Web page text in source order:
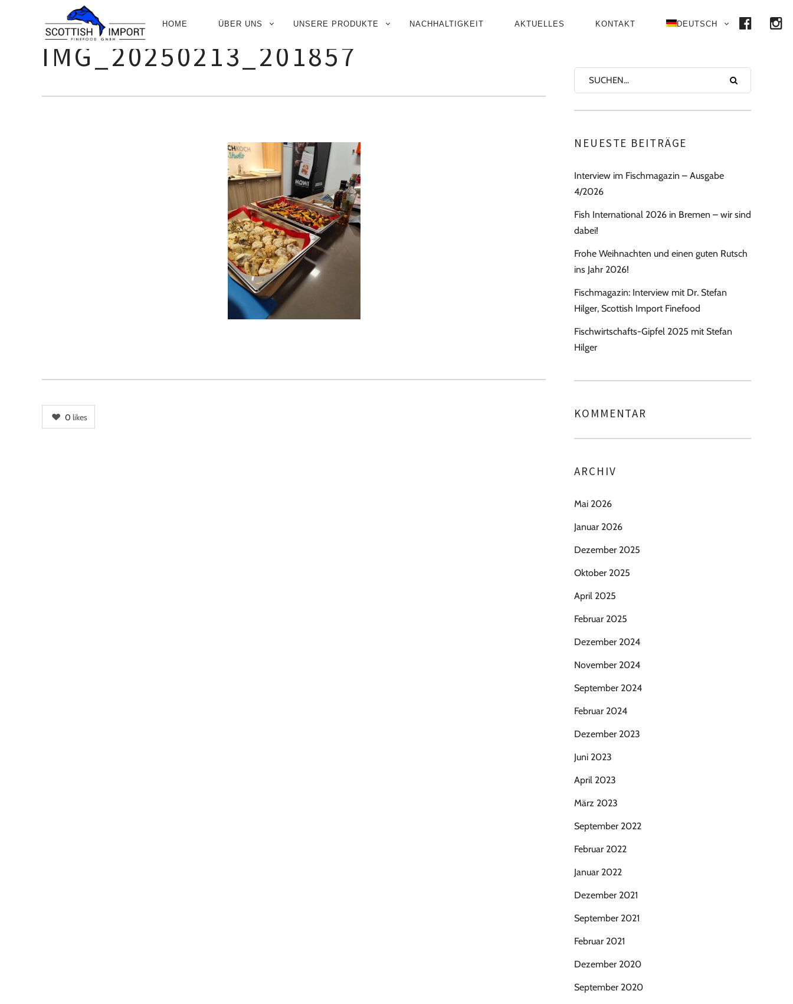
PRIMÄR-
HOME ÜBER UNS UNSERE PRODUKTE NACHHALTIGKEIT AKTUELLES KONTAKT DEUTSCH
IMG_20250213_201857
0 likes
NEUESTE BEITRÄGE
Interview im Fischmagazin – Ausgabe
4/2026
Fish International 2026 in Bremen – wir sind
dabei!
Frohe Weihnachten und einen guten Rutsch
ins Jahr 2026!
Fischmagazin: Interview mit Dr. Stefan
Hilger, Scottish Import Finefood
Fischwirtschafts-Gipfel 2025 mit Stefan
Hilger
KOMMENTAR
ARCHIV
Mai 2026
Januar 2026
Dezember 2025
Oktober 2025
April 2025
Februar 2025
Dezember 2024
November 2024
September 2024
Februar 2024
Dezember 2023
Juni 2023
April 2023
März 2023
September 2022
Februar 2022
Januar 2022
Dezember 2021
September 2021
Februar 2021
Dezember 2020
September 2020